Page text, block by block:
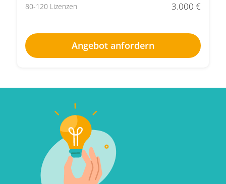
80-120 Lizenzen
3.000 €
Angebot anfordern